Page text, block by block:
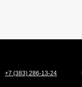
+7 (383) 286-13-24